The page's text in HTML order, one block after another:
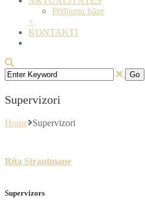
Pētījumu bāze
+
KONTAKTI
Supervizori
Home Supervizori
Rita Strautmane
Supervizors